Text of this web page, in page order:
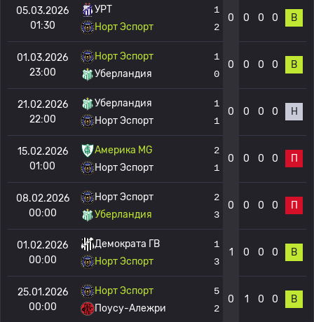
05.03.2026
01:30
УРТ
Норт Эспорт
1
2
0 0 0 0 В
01.03.2026
23:00
Норт Эспорт
Уберландия
1
0
0 0 0 0 В
21.02.2026
22:00
Уберландия
Норт Эспорт
1
1
0 0 0 0 Н
15.02.2026
01:00
Америка MG
Норт Эспорт
2
1
0 0 0 0 П
08.02.2026
00:00
Норт Эспорт
Уберландия
2
3
0 0 0 0 П
01.02.2026
00:00
Демократа ГВ
Норт Эспорт
1
3
1 0 0 0 В
25.01.2026
00:00
Норт Эспорт
Поусу-Алежри
5
2
0 1 0 0 В